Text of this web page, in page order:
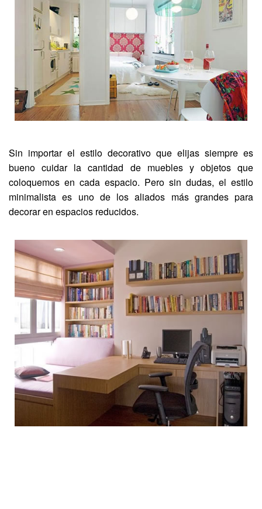
Sin importar el estilo decorativo que elijas siempre es
bueno cuidar la cantidad de muebles y objetos que
coloquemos en cada espacio. Pero sin dudas, el estilo
minimalista es uno de los aliados más grandes para
decorar en espacios reducidos.